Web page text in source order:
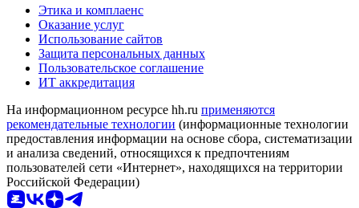
Этика и комплаенс
Оказание услуг
Использование сайтов
Защита персональных данных
Пользовательское соглашение
ИТ аккредитация
На информационном ресурсе hh.ru применяются
рекомендательные технологии (информационные технологии
предоставления информации на основе сбора, систематизации
и анализа сведений, относящихся к предпочтениям
пользователей сети «Интернет», находящихся на территории
Российской Федерации)